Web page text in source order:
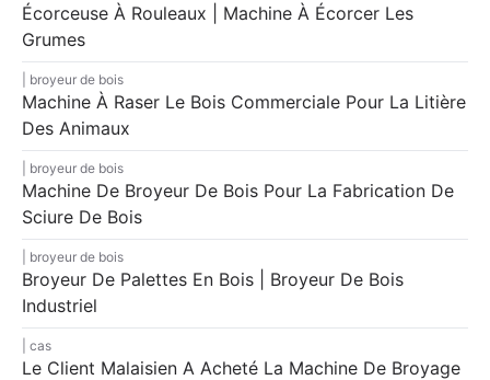
Écorceuse À Rouleaux | Machine À Écorcer Les
Grumes
broyeur de bois
Machine À Raser Le Bois Commerciale Pour La Litière
Des Animaux
broyeur de bois
Machine De Broyeur De Bois Pour La Fabrication De
Sciure De Bois
broyeur de bois
Broyeur De Palettes En Bois | Broyeur De Bois
Industriel
cas
Le Client Malaisien A Acheté La Machine De Broyage